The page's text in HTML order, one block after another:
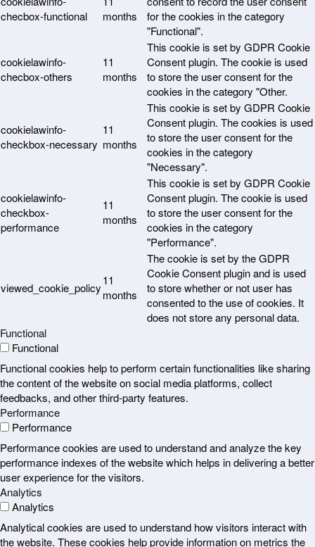
checbox-functional
months
for the cookies in the category
"Functional".
cookielawinfo-
checbox-others
11
months
This cookie is set by GDPR Cookie
Consent plugin. The cookie is used
to store the user consent for the
cookies in the category "Other.
cookielawinfo-
checkbox-necessary
11
months
This cookie is set by GDPR Cookie
Consent plugin. The cookies is used
to store the user consent for the
cookies in the category
"Necessary".
cookielawinfo-
checkbox-
performance
11
months
This cookie is set by GDPR Cookie
Consent plugin. The cookie is used
to store the user consent for the
cookies in the category
"Performance".
viewed_cookie_policy
11
months
The cookie is set by the GDPR
Cookie Consent plugin and is used
to store whether or not user has
consented to the use of cookies. It
does not store any personal data.
Functional
Functional
Functional cookies help to perform certain functionalities like sharing
the content of the website on social media platforms, collect
feedbacks, and other third-party features.
Performance
Performance
Performance cookies are used to understand and analyze the key
performance indexes of the website which helps in delivering a better
user experience for the visitors.
Analytics
Analytics
Analytical cookies are used to understand how visitors interact with
the website. These cookies help provide information on metrics the